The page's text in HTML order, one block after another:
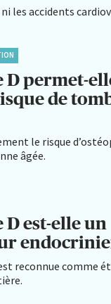
les accidents
D permet-
de
le risque
âgée.
est-elle un
reconnue comme